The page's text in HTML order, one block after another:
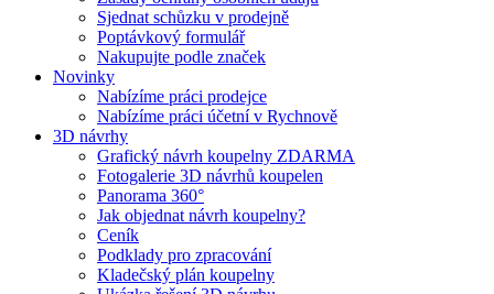
Sjednat schůzku v prodejně
Poptávkový formulář
Nakupujte podle značek
Novinky
Nabízíme práci prodejce
Nabízíme práci účetní v Rychnově
3D návrhy
Grafický návrh koupelny ZDARMA
Fotogalerie 3D návrhů koupelen
Panorama 360°
Jak objednat návrh koupelny?
Ceník
Podklady pro zpracování
Kladečský plán koupelny